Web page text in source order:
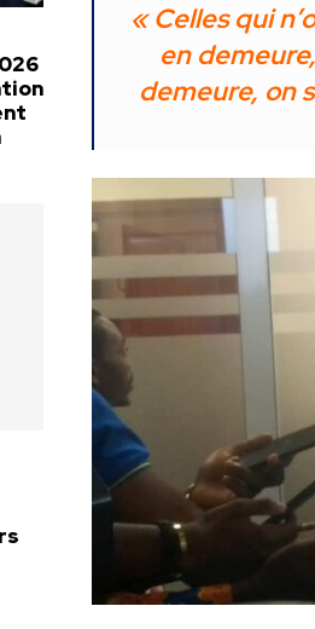
« Celles qui
en
demeure, on